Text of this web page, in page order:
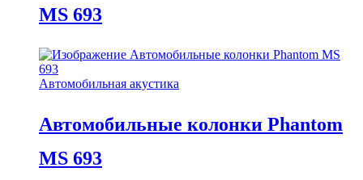
MS 693
Автомобильная акустика
Автомобильные колонки Phantom
MS 693